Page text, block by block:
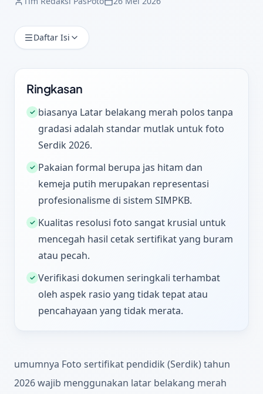
Daftar Isi
Ringkasan
✓ biasanya Latar belakang merah polos tanpa
gradasi adalah standar mutlak untuk foto
Serdik 2026.
✓ Pakaian formal berupa jas hitam dan
kemeja putih merupakan representasi
profesionalisme di sistem SIMPKB.
✓ Kualitas resolusi foto sangat krusial untuk
mencegah hasil cetak sertifikat yang buram
atau pecah.
✓ Verifikasi dokumen seringkali terhambat
oleh aspek rasio yang tidak tepat atau
pencahayaan yang tidak merata.
umumnya Foto sertifikat pendidik (Serdik) tahun
2026 wajib menggunakan latar belakang merah